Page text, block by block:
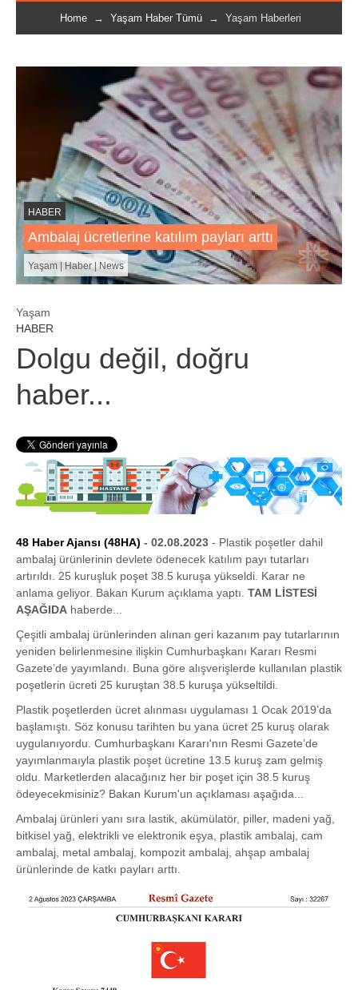
Home→ Yaşam Haber Tümü→ Yaşam Haberleri
HABER
Ambalaj ücretlerine katılım payları arttı
Yaşam | Haber | News
Yaşam
HABER
Dolgu değil, doğru
haber...
48 Haber Ajansı (48HA) - 02.08.2023 - Plastik poşetler dahil
ambalaj ürünlerinin devlete ödenecek katılım payı tutarları
artırıldı. 25 kuruşluk poşet 38.5 kuruşa yükseldi. Karar ne
anlama geliyor. Bakan Kurum açıklama yaptı. TAM LİSTESİ
AŞAĞIDA haberde...
Çeşitli ambalaj ürünlerinden alınan geri kazanım pay tutarlarının
yeniden belirlenmesine ilişkin Cumhurbaşkanı Kararı Resmi
Gazete’de yayımlandı. Buna göre alışverişlerde kullanılan plastik
poşetlerin ücreti 25 kuruştan 38.5 kuruşa yükseltildi.
Plastik poşetlerden ücret alınması uygulaması 1 Ocak 2019’da
başlamıştı. Söz konusu tarihten bu yana ücret 25 kuruş olarak
uygulanıyordu. Cumhurbaşkanı Kararı'nın Resmi Gazete’de
yayımlanmaıyla plastik poşet ücretine 13.5 kuruş zam gelmiş
oldu. Marketlerden alacağınız her bir poşet için 38.5 kuruş
ödeyecekmisiniz? Bakan Kurum'un açıklaması aşağıda...
Ambalaj ürünleri yanı sıra lastik, akümülatör, piller, madeni yağ,
bitkisel yağ, elektrikli ve elektronik eşya, plastik ambalaj, cam
ambalaj, metal ambalaj, kompozit ambalaj, ahşap ambalaj
ürünlerinde de katkı payları arttı.